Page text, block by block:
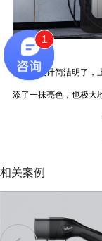
前面板设计简洁明了，
添了一抹亮色，也极大
相关案例
1